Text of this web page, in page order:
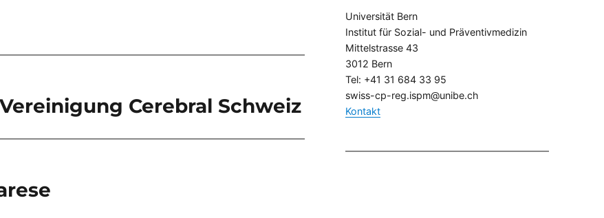
Cerebral Schweiz
Universität Bern
Institut für Sozial- und Präventivmedizin
Mittelstrasse 43
3012 Bern
Tel: +41 31 684 33 95
swiss-cp-reg.ispm@unibe.ch
Kontakt